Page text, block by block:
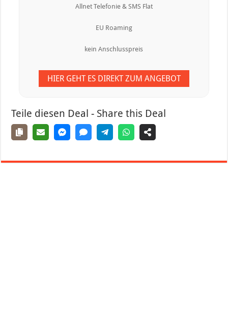
Allnet Telefonie & SMS Flat
EU Roaming
kein Anschlusspreis
HIER GEHT ES DIREKT ZUM ANGEBOT
Teile diesen Deal - Share this Deal